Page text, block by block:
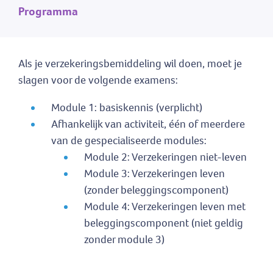
Programma
Als je verzekeringsbemiddeling wil doen, moet je
slagen voor de volgende examens:
Module 1: basiskennis (verplicht)
Afhankelijk van activiteit, één of meerdere
van de gespecialiseerde modules:
Module 2: Verzekeringen niet-leven
Module 3: Verzekeringen leven
(zonder beleggingscomponent)
Module 4: Verzekeringen leven met
beleggingscomponent (niet geldig
zonder module 3)